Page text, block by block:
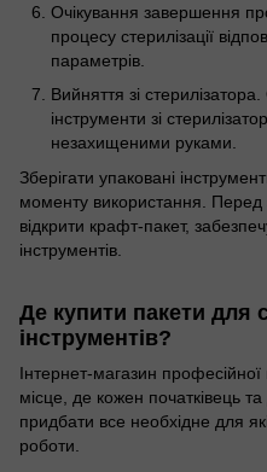
Очікування завершення
процесу стерилізації
параметрів.
Вийняття зі
інструменти зі
незахищеними руками.
Зберігати упаковані
моменту використання.
відкрити крафт-пакет,
інструментів.
Де купити пакети для
інструментів?
Інтернет-магазин
місце, де кожен початківець
придбати все необхідне для
роботи.